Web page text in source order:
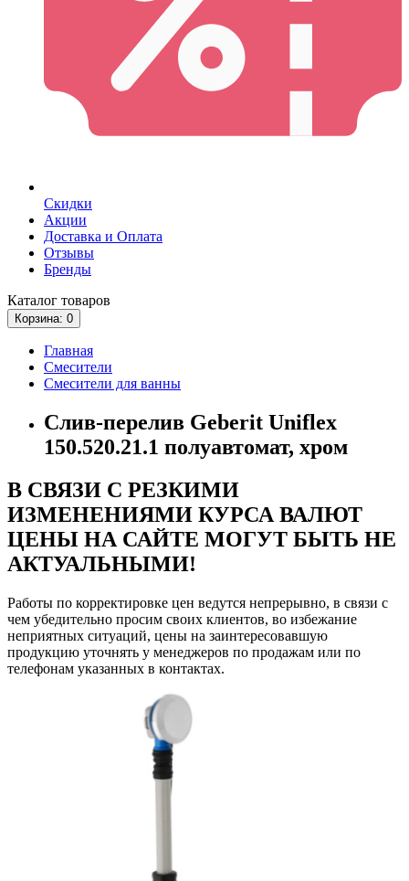
Скидки
Акции
Доставка и Оплата
Отзывы
Бренды
Каталог товаров
Корзина: 0
Главная
Смесители
Смесители для ванны
Слив-перелив Geberit Uniflex
150.520.21.1 полуавтомат, хром
В СВЯЗИ С РЕЗКИМИ
ИЗМЕНЕНИЯМИ КУРСА ВАЛЮТ
ЦЕНЫ НА САЙТЕ МОГУТ БЫТЬ НЕ
АКТУАЛЬНЫМИ!
Работы по корректировке цен ведутся непрерывно, в связи с
чем убедительно просим своих клиентов, во избежание
неприятных ситуаций, цены на заинтересовавшую
продукцию уточнять у менеджеров по продажам или по
телефонам указанных в контактах.